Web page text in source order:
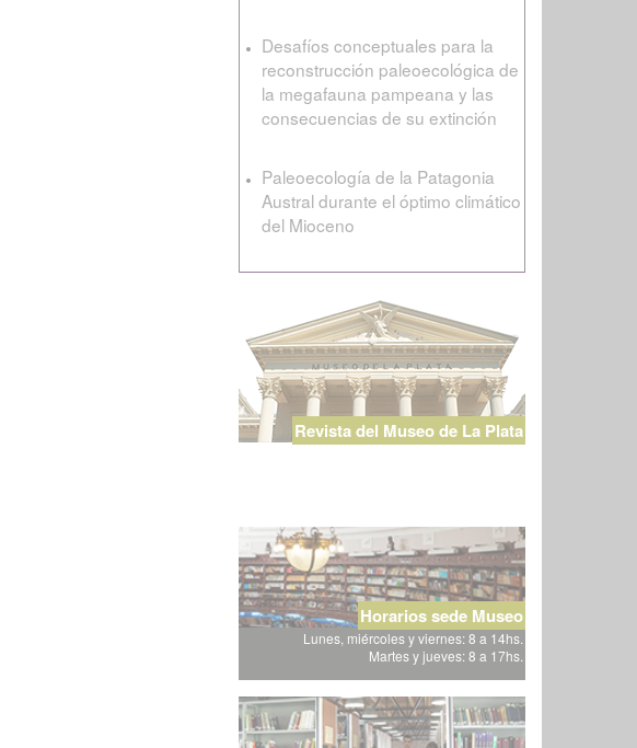
Desafíos conceptuales para la
reconstrucción paleoecológica de
la megafauna pampeana y las
consecuencias de su extinción
Paleoecología de la Patagonia
Austral durante el óptimo climático
del Mioceno
Revista del Museo de La Plata
Horarios sede Museo
Lunes, miércoles y viernes: 8 a 14hs.
Martes y jueves: 8 a 17hs.